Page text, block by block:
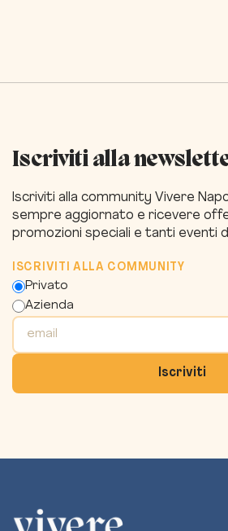
Iscriviti alla
Iscriviti alla community Vivere
sempre aggiornato e ricevere
promozioni speciali e tanti eventi
ISCRIVITI ALLA COMMUNITY
Privato
Azienda